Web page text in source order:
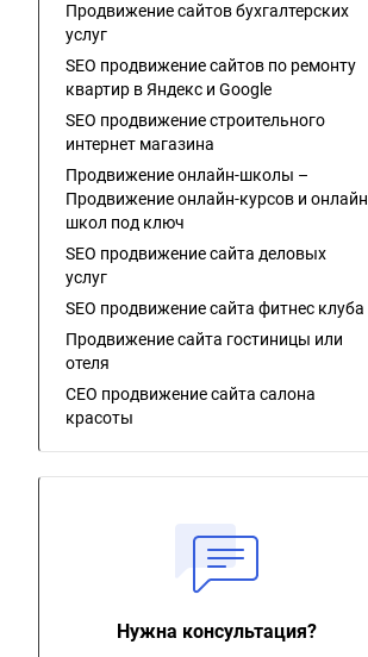
Продвижение сайтов бухгалтерских
услуг
SEO продвижение сайтов по ремонту
квартир в Яндекс и Google
SEO продвижение строительного
интернет магазина
Продвижение онлайн-школы –
Продвижение онлайн-курсов и онлайн
школ под ключ
SEO продвижение сайта деловых
услуг
SEO продвижение сайта фитнес клуба
Продвижение сайта гостиницы или
отеля
СЕО продвижение сайта салона
красоты
Нужна консультация?